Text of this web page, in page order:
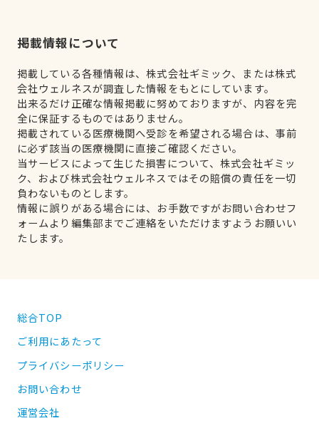
掲載情報について
掲載している各種情報は、株式会社ギミック、または株式
会社ウェルネスが調査した情報をもとにしています。
出来るだけ正確な情報掲載に努めておりますが、内容を完
全に保証するものではありません。
掲載されている医療機関へ受診を希望される場合は、事前
に必ず該当の医療機関に直接ご確認ください。
当サービスによって生じた損害について、株式会社ギミッ
ク、および株式会社ウェルネスではその賠償の責任を一切
負わないものとします。
情報に誤りがある場合には、お手数ですがお問い合わせフ
ォームより編集部までご連絡をいただけますようお願いい
たします。
総合TOP
ご利用にあたって
プライバシーポリシー
お問い合わせ
運営会社